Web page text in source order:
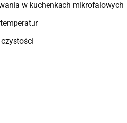
w kuchenkach mikrofalowych
czystości